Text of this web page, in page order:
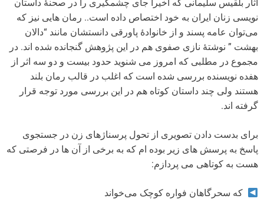
آثار بلقیس سلیمانی که اخیراً جای چشمگیری را در صحنۀ داستان
نویسی زنان ایران به خود اختصاص داده است.. رمان هایی نیز که
می‌توان عامه پسند و از خانوادۀ پاورقی دانستشان مانند “دالان
بهشت ” نوشتۀ نازی صفوی هم در این پژوهش گنجانده شده اند. در
مجموع در مطلبی که امروز می شنوید حدود بیست و دو سه اثر از
هفده نویسنده بررسی شده است که اغلب در قالب رمان بلند
هستند ولی چند داستان کوتاه هم در این بررسی مورد توجه قرار
گرفته اند.
برای بدست دادن تصویری از تحول پرسناژهای زن در جستجوی
پاسخ به پرسش های زیر بوده ام که به برخی از آن ها در فرصتی که
هست به کوتاهی می پردازم:
که سحرگاهان فواره کوچک می‌خواند